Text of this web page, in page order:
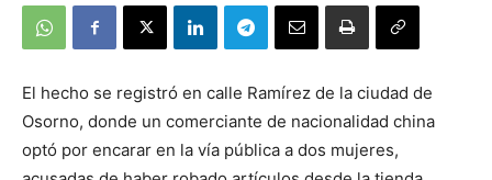
El hecho se registró en calle Ramírez de la ciudad de
Osorno, donde un comerciante de nacionalidad china
optó por encarar en la vía pública a dos mujeres,